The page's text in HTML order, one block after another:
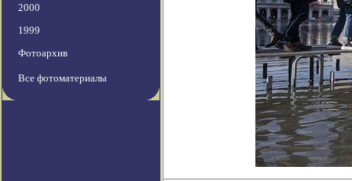
2000
1999
Фотоархив
Все фотоматериалы